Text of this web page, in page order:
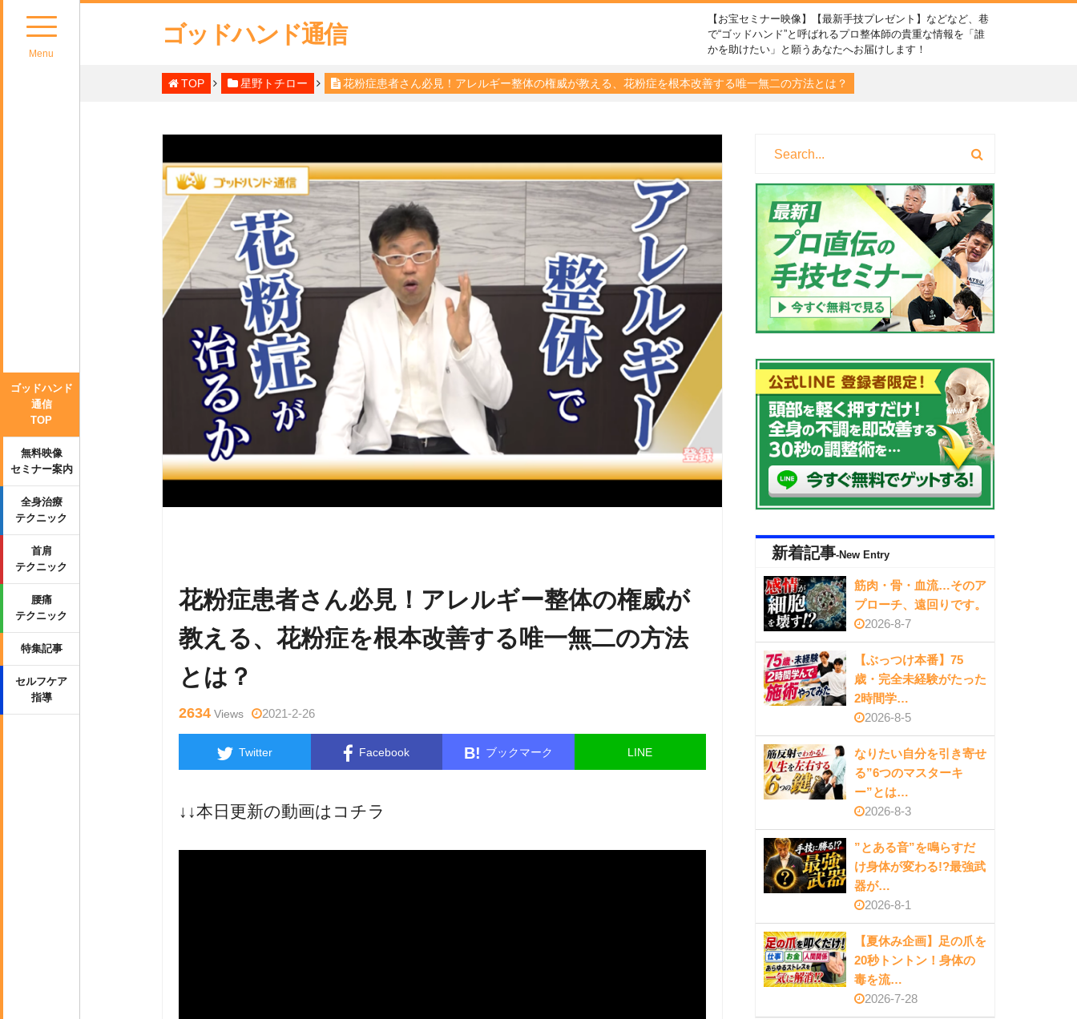
Menu
ゴッドハンド
通信
TOP
無料映像
セミナー案内
全身治療
テクニック
首肩
テクニック
腰痛
テクニック
特集記事
セルフケア
指導
ゴッドハンド通信
【お宝セミナー映像】【最新手技プレゼント】などなど、巷
で“ゴッドハンド”と呼ばれるプロ整体師の貴重な情報を「誰
かを助けたい」と願うあなたへお届けします！
TOP 星野トチロー 花粉症患者さん必見！アレルギー整体の権威が教える、花粉症を根本改善する唯一無二の方法とは？
花粉症患者さん必見！アレルギー整体の権威が
教える、花粉症を根本改善する唯一無二の方法
とは？
2634 Views 2021-2-26
Twitter Facebook B! ブックマーク LINE
↓↓本日更新の動画はコチラ
新着記事-New Entry
筋肉・骨・血流…そのア
プローチ、遠回りです。
2026-8-7
【ぶっつけ本番】75
歳・完全未経験がたった
2時間学…
2026-8-5
なりたい自分を引き寄せ
る”6つのマスターキ
ー”とは…
2026-8-3
”とある音”を鳴らすだ
け身体が変わる!?最強武
器が…
2026-8-1
【夏休み企画】足の爪を
20秒トントン！身体の
毒を流…
2026-7-28